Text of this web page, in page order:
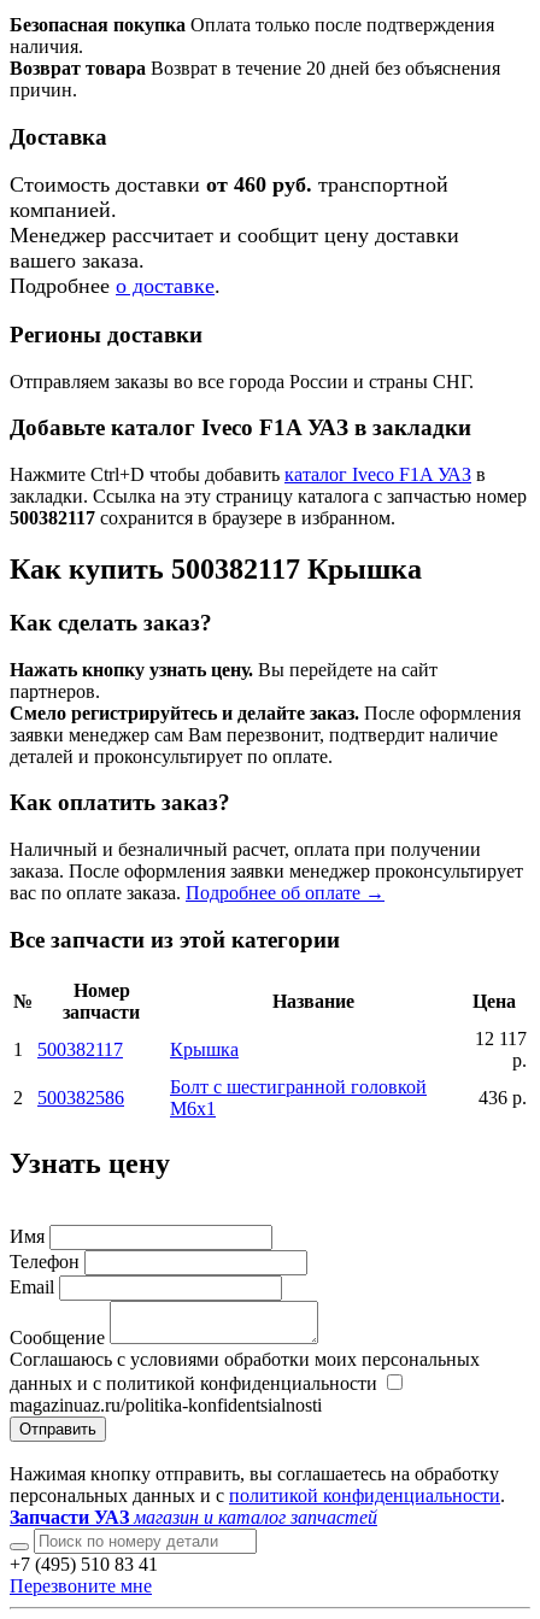
Безопасная покупка Оплата только после подтверждения
наличия.
Возврат товара Возврат в течение 20 дней без объяснения
причин.
Доставка
Стоимость доставки от 460 руб. транспортной
компанией.
Менеджер рассчитает и сообщит цену доставки
вашего заказа.
Подробнее о доставке.
Регионы доставки
Отправляем заказы во все города России и страны СНГ.
Добавьте каталог Iveco F1A УАЗ в закладки
Нажмите Ctrl+D чтобы добавить каталог Iveco F1A УАЗ в
закладки. Ссылка на эту страницу каталога с запчастью номер
500382117 сохранится в браузере в избранном.
Как купить 500382117 Крышка
Как сделать заказ?
Нажать кнопку узнать цену. Вы перейдете на сайт
партнеров.
Смело регистрируйтесь и делайте заказ. После оформления
заявки менеджер сам Вам перезвонит, подтвердит наличие
деталей и проконсультирует по оплате.
Как оплатить заказ?
Наличный и безналичный расчет, оплата при получении
заказа. После оформления заявки менеджер проконсультирует
вас по оплате заказа. Подробнее об оплате →
Все запчасти из этой категории
№
Номер
запчасти
Название Цена
1 500382117 Крышка
12 117
р.
2
500382586
Болт с шестигранной головкой
М6х1
436 р.
Узнать цену
Имя
Телефон
Email
Сообщение
Соглашаюсь с условиями обработки моих персональных
данных и с политикой конфиденциальности
magazinuaz.ru/politika-konfidentsialnosti
Отправить
Нажимая кнопку отправить, вы соглашаетесь на обработку
персональных данных и с политикой конфиденциальности.
Запчасти УАЗ магазин и каталог запчастей
+7 (495) 510 83 41
Перезвоните мне